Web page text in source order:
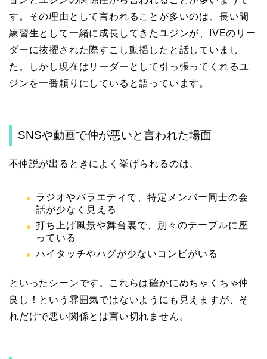
す。その理由として言われることが多いのは、長い間
練習生として一緒に成長してきたユジンが、IVEのリー
ダーに抜擢された際すこし動揺したと話していまし
た。しかし現在はリーダーとして引っ張ってくれるユ
ジンを一番頼りにしていると語っています。
SNSや動画で仲が悪いと言われた場面
不仲説が出るときによく挙げられるのは、
ラジオやバラエティで、特定メンバー同士の会
話が少なく見える
打ち上げ風景や舞台裏で、別々のテーブルに座
っている
ハイタッチやハグが少ないコンビがいる
といったシーンです。これらは確かにめちゃくちゃ仲
良し！という雰囲気ではないようにも見えますが、そ
れだけで悪い関係とは言い切れません。